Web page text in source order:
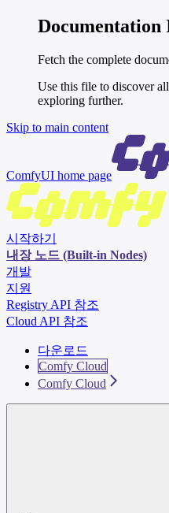
Documentation
Fetch the complete
Use this file to discover
exploring further.
Skip to main content
ComfyUI home page
시작하기
내장 노드 (Built-in Nodes)
개발
지원
Registry API 참조
Cloud API 참조
다운로드
Comfy Cloud
Comfy Cloud